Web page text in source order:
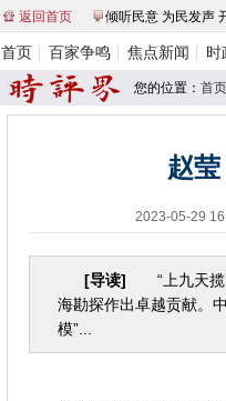
返回首页 倾听民意 为民发声
首页 百家争鸣 焦点新闻 时
您的位置： 首页
赵
2023-05-29
[导读] “上九天揽
海勘探作出卓越贡献。
模”...